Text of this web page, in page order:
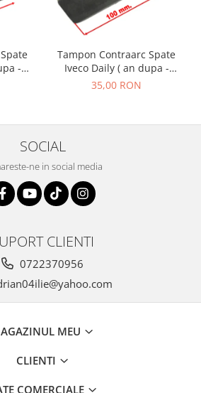
-
Tampon Contraarc Spate
Iveco Daily ( an dupa -
01.1990 ) M2.2
35,00 RON
SOCIAL
ne in social media
CLIENTI
0722370956
MEU
CLIENTI
COMERCIALE